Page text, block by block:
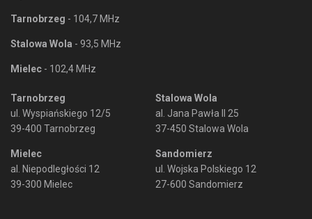
Tarnobrzeg - 104,7 MHz
Stalowa Wola - 93,5 MHz
Mielec - 102,4 MHz
Tarnobrzeg
ul. Wyspiańskiego 12/5
39-400 Tarnobrzeg
Mielec
al. Niepodległości 12
39-300 Mielec
Stalowa Wola
al. Jana Pawła II 25
37-450 Stalowa Wola
Sandomierz
ul. Wojska Polskiego 12
27-600 Sandomierz